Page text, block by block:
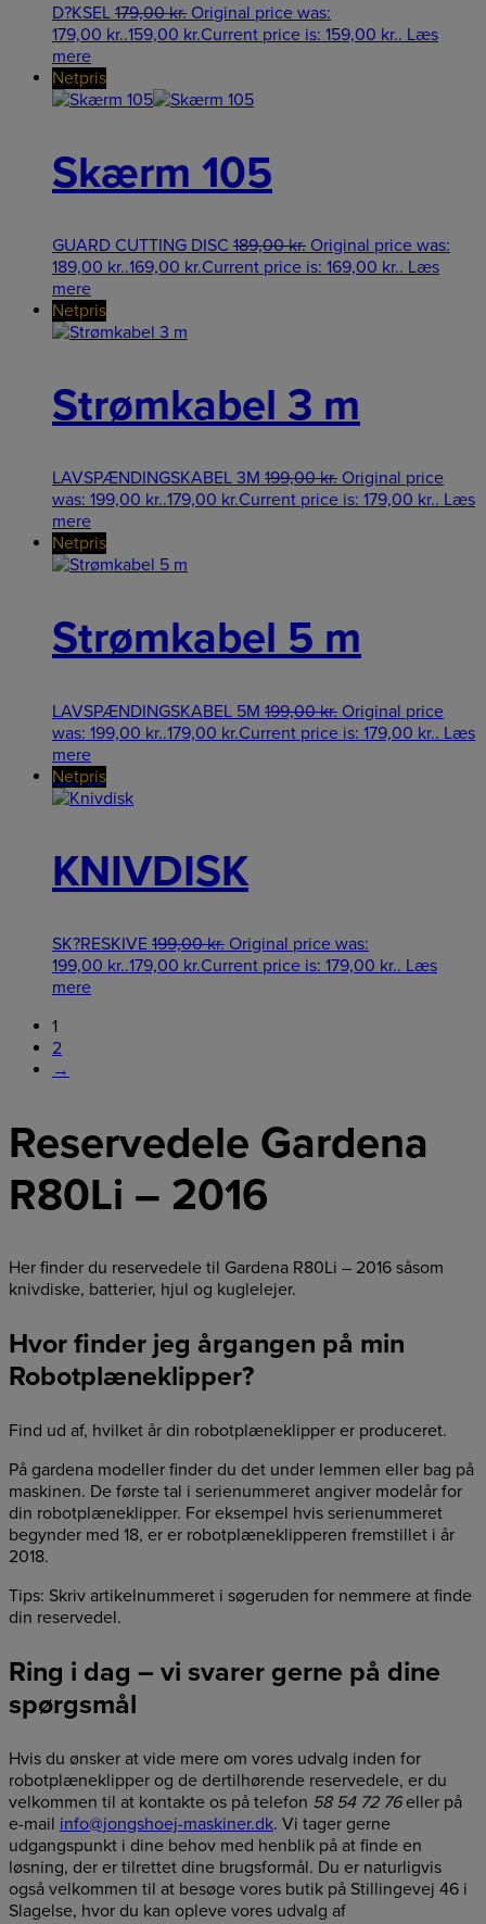
D?KSEL 179,00kr. Original price was:
179,00 kr..159,00 kr.Current price is: 159,00 kr.. Læs
mere
Netpris
Skærm 105
GUARD CUTTING DISC 189,00kr. Original price was:
189,00 kr..169,00 kr.Current price is: 169,00 kr.. Læs
mere
Netpris
Strømkabel 3 m
LAVSPÆNDINGSKABEL 3M 199,00kr. Original price
was: 199,00 kr..179,00 kr.Current price is: 179,00 kr.. Læs
mere
Netpris
Strømkabel 5 m
LAVSPÆNDINGSKABEL 5M 199,00kr. Original price
was: 199,00 kr..179,00 kr.Current price is: 179,00 kr.. Læs
mere
Netpris
KNIVDISK
SK?RESKIVE 199,00kr. Original price was:
199,00 kr..179,00 kr.Current price is: 179,00 kr.. Læs
mere
1
2
→
Reservedele Gardena
R80Li – 2016
Her finder du reservedele til Gardena R80Li – 2016 såsom
knivdiske, batterier, hjul og kuglelejer.
Hvor finder jeg årgangen på min
Robotplæneklipper?
Find ud af, hvilket år din robotplæneklipper er produceret.
På gardena modeller finder du det under lemmen eller bag på
maskinen. De første tal i serienummeret angiver modelår for
din robotplæneklipper. For eksempel hvis serienummeret
begynder med 18, er er robotplæneklipperen fremstillet i år
2018.
Tips: Skriv artikelnummeret i søgeruden for nemmere at finde
din reservedel.
Ring i dag – vi svarer gerne på dine
spørgsmål
Hvis du ønsker at vide mere om vores udvalg inden for
robotplæneklipper og de dertilhørende reservedele, er du
velkommen til at kontakte os på telefon 58 54 72 76eller på
e-mail info@jongshoej-maskiner.dk. Vi tager gerne
udgangspunkt i dine behov med henblik på at finde en
løsning, der er tilrettet dine brugsformål. Du er naturligvis
også velkommen til at besøge vores butik på Stillingevej 46 i
Slagelse, hvor du kan opleve vores udvalg af